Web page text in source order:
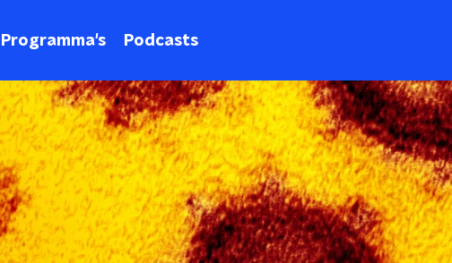
Programma's Podcasts